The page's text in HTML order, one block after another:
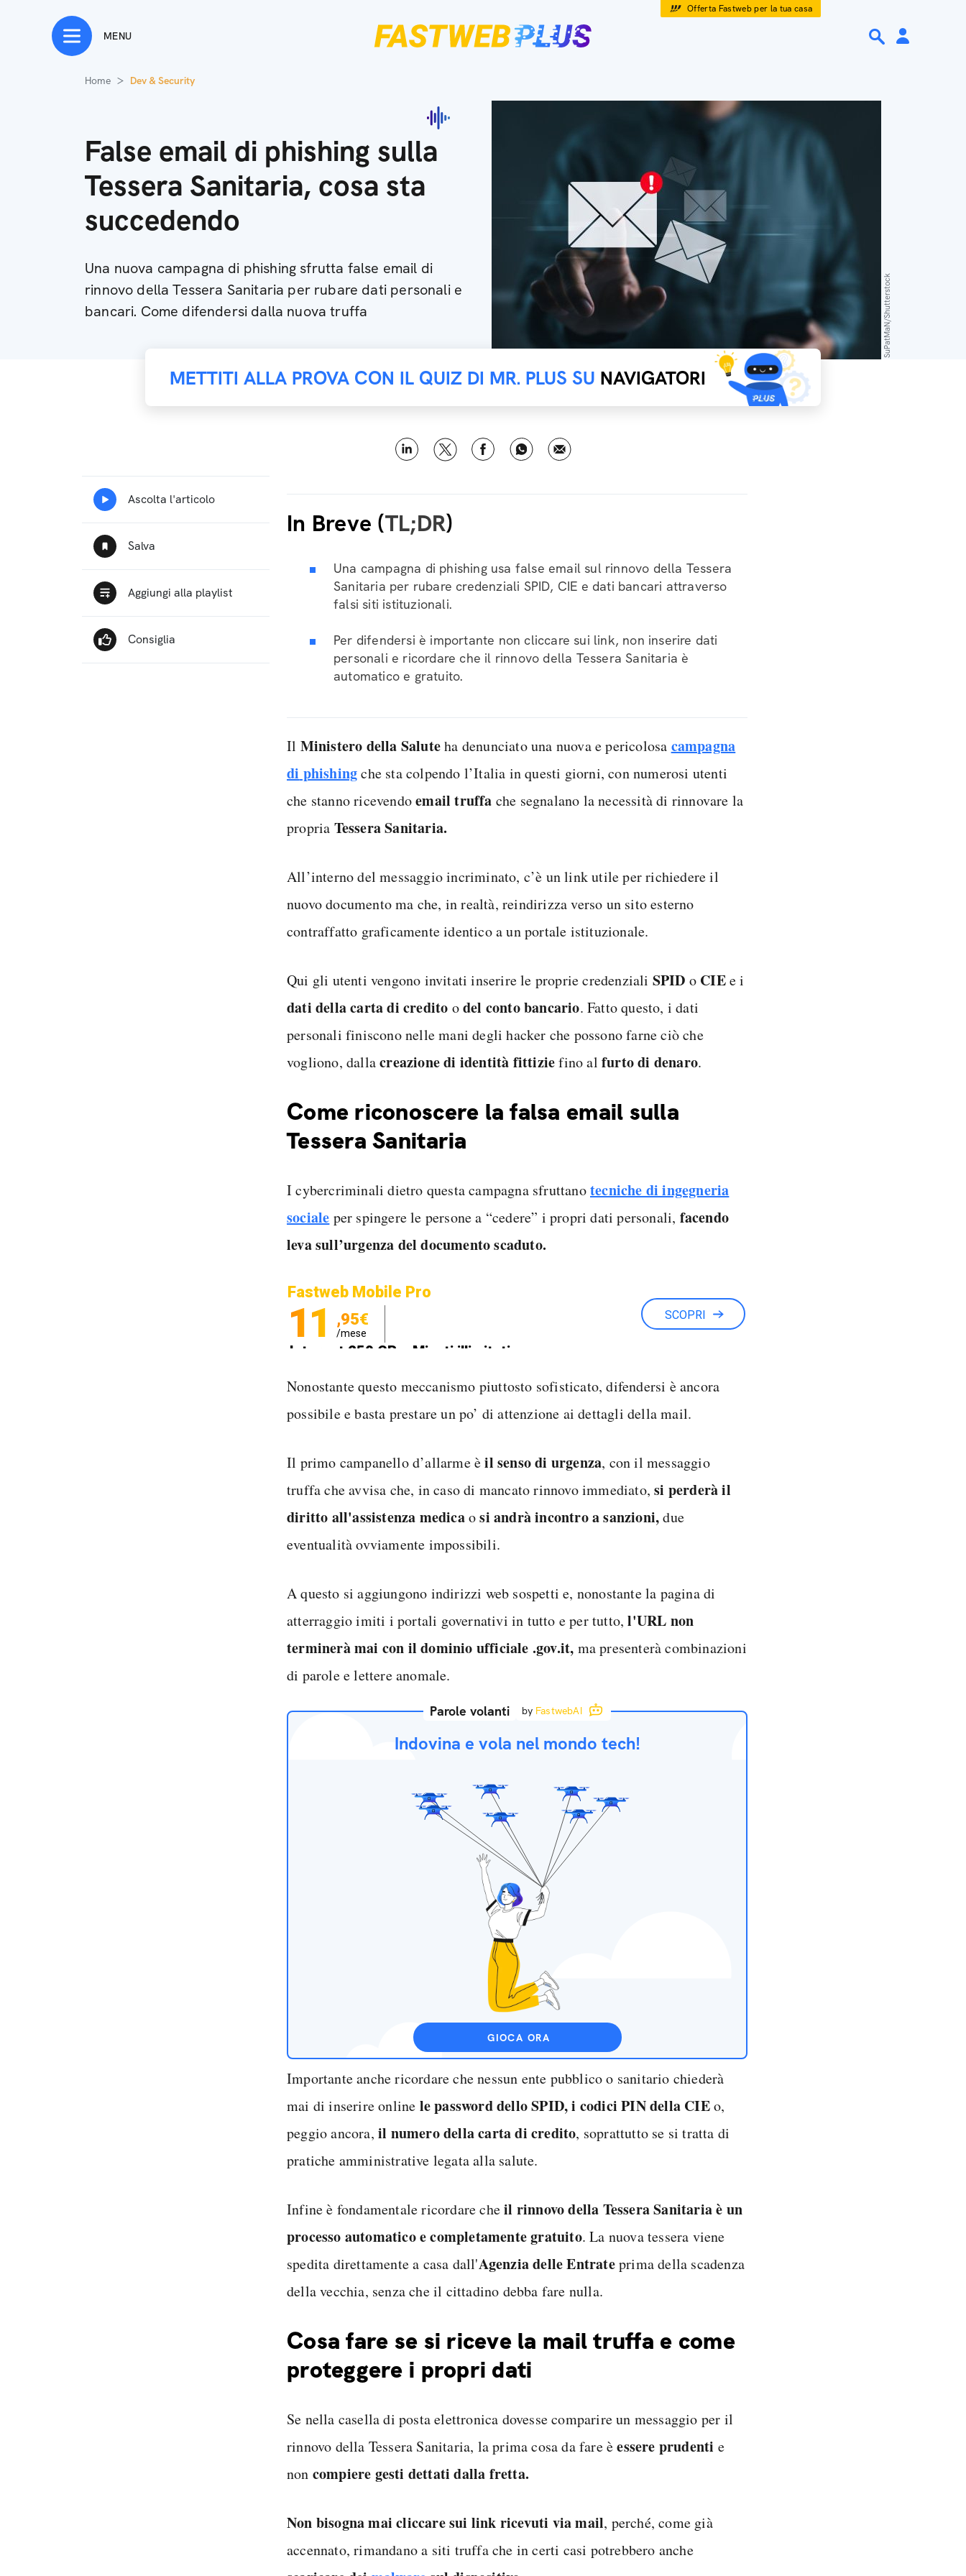
Offerta Fastweb per la tua casa
MENU
Home Dev & Security
False email di phishing sulla
Tessera Sanitaria, cosa sta
succedendo
Una nuova campagna di phishing sfrutta false email di
rinnovo della Tessera Sanitaria per rubare dati personali e
bancari. Come difendersi dalla nuova truffa
SuPatMaN/Shutterstock
METTITI ALLA PROVA CON IL QUIZ DI MR. PLUS SU NAVIGATORI
In Breve (TL;DR)
Una campagna di phishing usa false email sul rinnovo della Tessera
Sanitaria per rubare credenziali SPID, CIE e dati bancari attraverso
falsi siti istituzionali.
Per difendersi è importante non cliccare sui link, non inserire dati
personali e ricordare che il rinnovo della Tessera Sanitaria è
automatico e gratuito.
Il Ministero della Saluteha denunciato una nuova e pericolosa campagna
di phishingche sta colpendo l’Italia in questi giorni, con numerosi utenti
che stanno ricevendoemail truffa che segnalano la necessità di rinnovare la
propria Tessera Sanitaria.
All’interno del messaggio incriminato, c’è un link utile per richiedere il
nuovo documento ma che, in realtà, reindirizza verso un sito esterno
contraffatto graficamente identico a un portale istituzionale.
Qui gli utenti vengono invitati inserire le proprie credenziali SPID o CIEe i
dati della carta di credito odel conto bancario. Fatto questo, i dati
personali finiscono nelle mani degli hacker che possono farne ciò che
vogliono, dallacreazione di identità fittiziefino alfurto di denaro.
Come riconoscere la falsa email sulla
Tessera Sanitaria
I cybercriminali dietro questa campagna sfruttanotecniche di ingegneria
sociale per spingere le persone a “cedere” i propri dati personali, facendo
leva sull’urgenza del documento scaduto.
Fastweb Mobile Pro
11 ,95€
/mese
Internet 250 GB e Minuti illimitati
SCOPRI
Nonostante questo meccanismo piuttosto sofisticato, difendersi è ancora
possibile e basta prestare un po’ di attenzione ai dettagli della mail.
Il primo campanello d’allarme èil senso di urgenza, con il messaggio
truffa che avvisa che, in caso di mancato rinnovo immediato,si perderà il
diritto all'assistenza medicaosi andrà incontro a sanzioni,due
eventualità ovviamente impossibili.
A questo si aggiungono indirizzi web sospetti e, nonostante la pagina di
atterraggio imiti i portali governativi in tutto e per tutto,l'URL non
terminerà mai con il dominio ufficiale .gov.it, ma presenterà combinazioni
di parole e lettere anomale.
Parole volanti by FastwebAI
Indovina e vola nel mondo tech!
GIOCA ORA
Importante anche ricordare che nessun ente pubblico o sanitario chiederà
mai di inserire online le password dello SPID, i codici PIN della CIEo,
peggio ancora, il numero della carta di credito, soprattutto se si tratta di
pratiche amministrative legata alla salute.
Infine è fondamentale ricordare cheil rinnovo della Tessera Sanitaria è un
processo automatico e completamente gratuito. La nuova tessera viene
spedita direttamente a casa dall'Agenzia delle Entrateprima della scadenza
della vecchia, senza che il cittadino debba fare nulla.
Cosa fare se si riceve la mail truffa e come
proteggere i propri dati
Se nella casella di posta elettronica dovesse comparire un messaggio per il
rinnovo della Tessera Sanitaria, la prima cosa da fare èessere prudenti e
non compiere gesti dettati dalla fretta.
Non bisogna maicliccare sui link ricevuti via mail, perché, come già
accennato, rimandano a siti truffa che in certi casi potrebbero anche